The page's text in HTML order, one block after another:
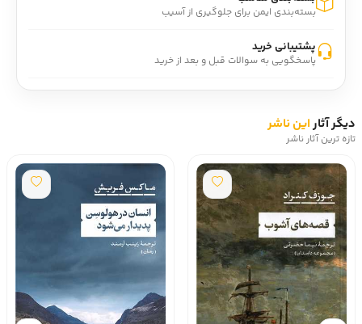
بسته‌بندی ایمن برای جلوگیری از آسیب
پشتیبانی خرید
پاسخگویی به سوالات قبل و بعد از خرید
دیگر آثاراین ناشر
تازه ترین آثار ناشر